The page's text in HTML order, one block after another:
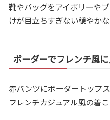
靴やバッグをアイボリーや
けが目立ちすぎない穏やかな
ボーダーでフレンチ風
赤パンツにボーダートップ
フレンチカジュアル風の着こ